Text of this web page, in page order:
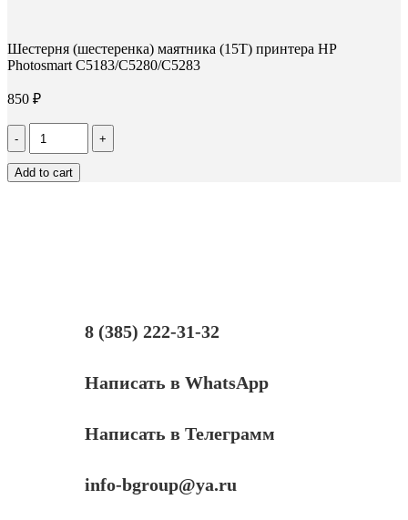
Шестерня (шестеренка) маятника (15Т) принтера HP
Photosmart C5183/С5280/С5283
850 ₽
Количество
Шестерня
(шестеренка)
маятника
Add to cart
8 (385) 222-31-32
Написать в WhatsApp
Написать в Телеграмм
info-bgroup@ya.ru